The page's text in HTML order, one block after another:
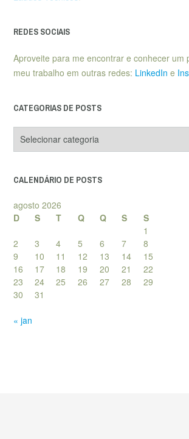
REDES SOCIAIS
Aproveite para me encontrar e conhecer um
meu trabalho em outras redes: LinkedIn e
CATEGORIAS DE POSTS
de
CALENDÁRIO DE POSTS
agosto 2026
D
S T Q Q S
S
1
2
3 4 5 6 7
8
9
10 11 12 13 14
15
16
17 18 19 20 21
22
23
24 25 26 27 28
29
30
31
« jan